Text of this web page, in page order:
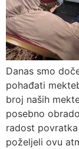
Danas smo
pohađati
broj naših
posebno
radost
poželjeli ovu